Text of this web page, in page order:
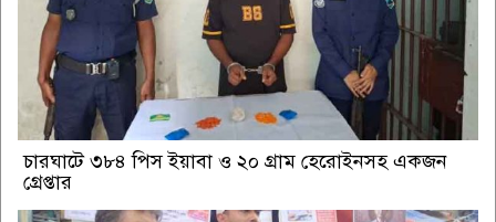
চারঘাটে ৩৮৪ পিস ইয়াবা ও ২০ গ্রাম হেরোইনসহ একজন
গ্রেপ্তার